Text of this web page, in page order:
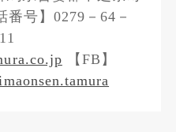
番号】0279－64－
【FB】